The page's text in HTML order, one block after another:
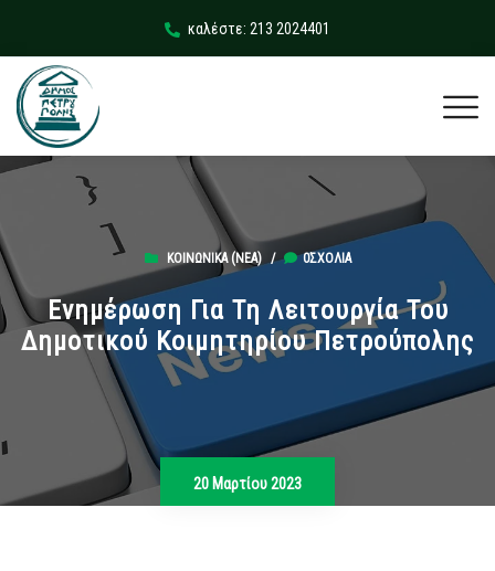
καλέστε: 213 2024401
ΚΟΙΝΩΝΙΚΆ (ΝΕΑ)/ 0ΣΧΌΛΙΑ
Ενημέρωση Για Τη Λειτουργία Του
Δημοτικού Κοιμητηρίου Πετρούπολης
20 Μαρτίου 2023